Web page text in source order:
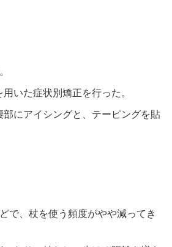
いた症状別矯正を行った。
部にアイシングと、テーピングを貼
で、杖を使う頻度がやや減ってき